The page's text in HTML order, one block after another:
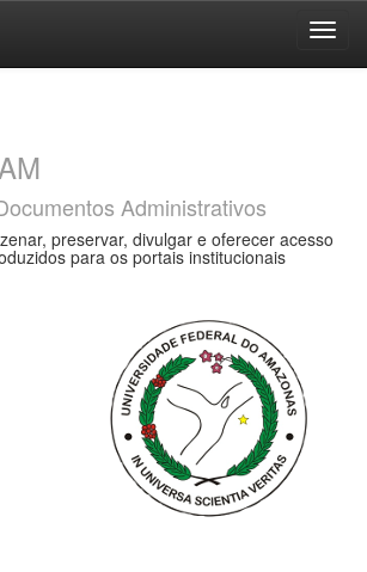
Administrativos
preservar, divulgar e oferecer acesso
para os portais institucionais